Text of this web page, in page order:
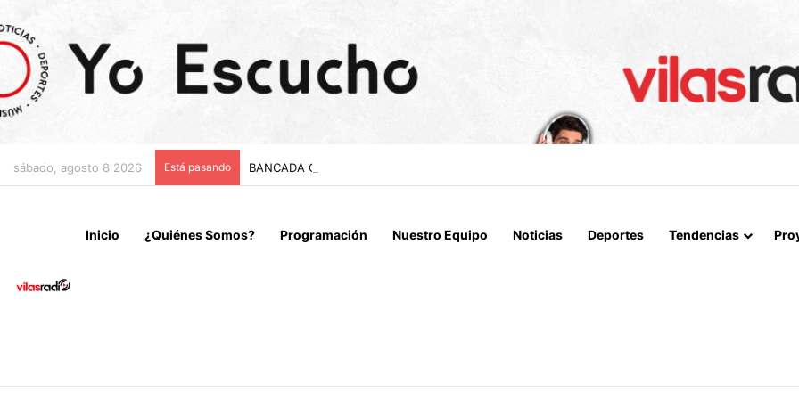
sábado, agosto 8 2026 Está pasando
Inicio ¿Quiénes Somos? Programación Nuestro Equipo Noticias Deportes Tendencias